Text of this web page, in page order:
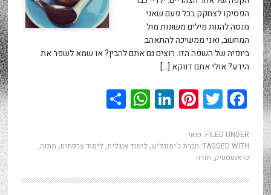
הפסיקו לצחקק בכל פעם שאני
מנסה להגות מילים משונות מול
המחשב, ואני ממשיכה להתאהב
ביופיה של השפה הזו. רוצים גם אתם להבין? או שמא לשפר את
הידע? אולי אתם דווקא […]
Facebook
Twitter
Pinterest
LinkedIn
WhatsApp
Share
FILED UNDER: פנאי
TAGGED WITH: חברת ג'ימנגליש, לימוד אנגלית, לימוד צרפתית, מתנה,
פראנטסטיק, תודה